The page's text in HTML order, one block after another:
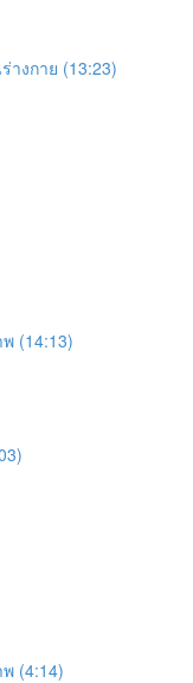
างกาย (13:23)
(14:13)
(4:14)